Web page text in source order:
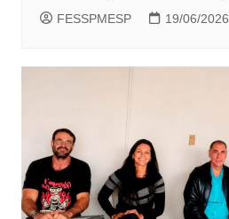
FESSPMESP 19/06/2026